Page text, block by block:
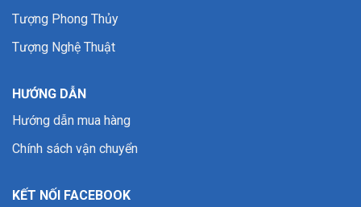
Tượng Phong Thủy
Tượng Nghệ Thuật
HƯỚNG DẪN
Hướng dẫn mua hàng
Chính sách vận chuyển
KẾT NỐI FACEBOOK